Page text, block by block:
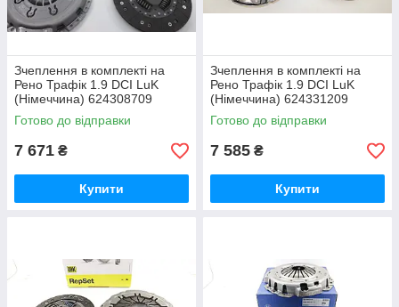
Зчеплення в комплекті на
Рено Трафік 1.9 DCI LuK
(Німеччина) 624308709
Готово до відправки
7 671 ₴
Купити
Зчеплення в комплекті на
Рено Трафік 1.9 DCI LuK
(Німеччина) 624331209
Готово до відправки
7 585 ₴
Купити